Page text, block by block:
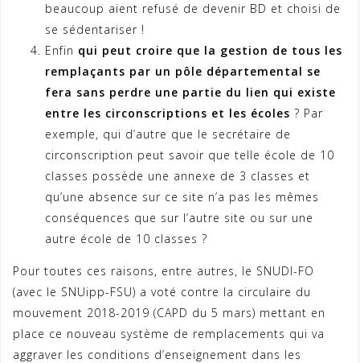
beaucoup aient refusé de devenir BD et choisi de
se sédentariser !
Enfin qui peut croire que la gestion de tous les
remplaçants par un pôle départemental se
fera sans perdre une partie du lien qui existe
entre les circonscriptions et les écoles ? Par
exemple, qui d’autre que le secrétaire de
circonscription peut savoir que telle école de 10
classes possède une annexe de 3 classes et
qu’une absence sur ce site n’a pas les mêmes
conséquences que sur l’autre site ou sur une
autre école de 10 classes ?
Pour toutes ces raisons, entre autres, le SNUDI-FO
(avec le SNUipp-FSU) a voté contre la circulaire du
mouvement 2018-2019 (CAPD du 5 mars) mettant en
place ce nouveau système de remplacements qui va
aggraver les conditions d’enseignement dans les